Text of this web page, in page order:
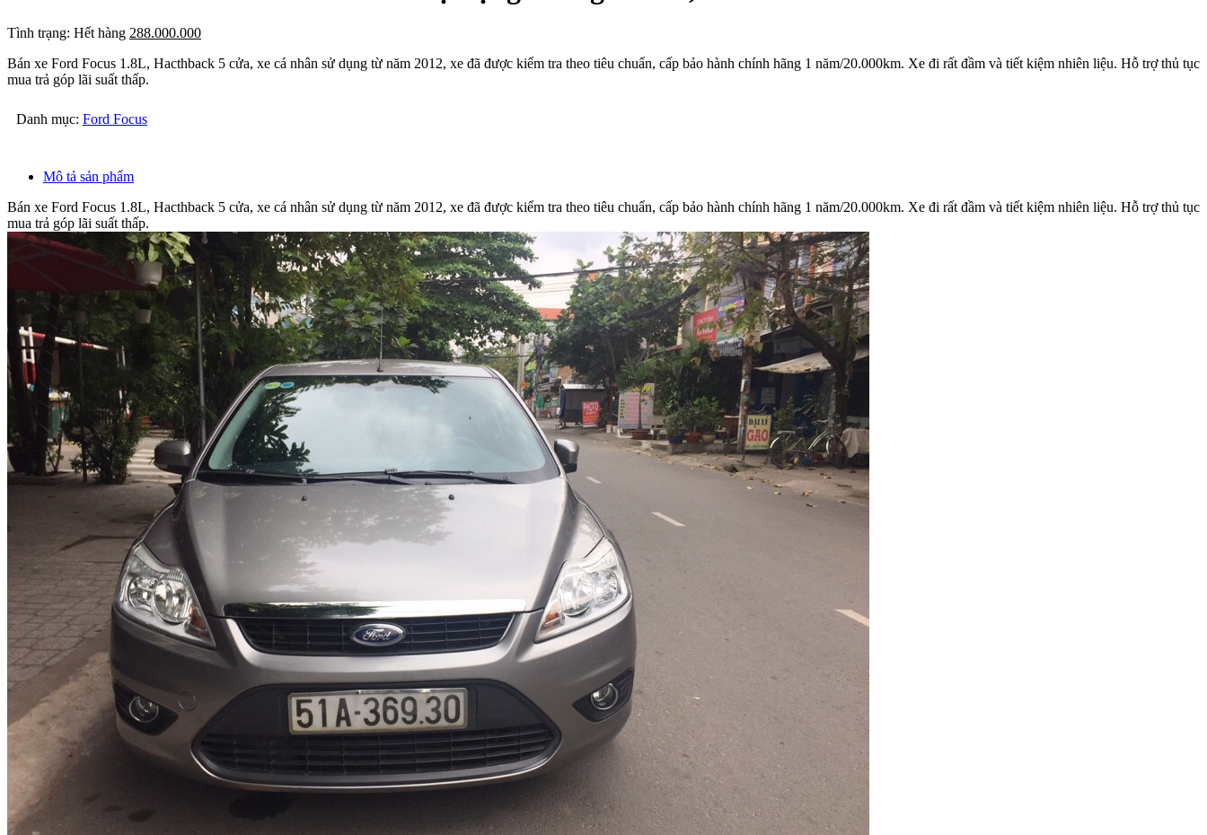
Tình trạng: Hết hàng 288.000.000
Bán xe Ford Focus 1.8L, Hacthback 5 cửa, xe cá nhân sử dụng từ năm 2012, xe đã được kiểm tra theo tiêu chuẩn, cấp bảo hành chính hãng 1 năm/20.000km. Xe đi rất đầm và tiết kiệm nhiên liệu. Hỗ trợ thủ tục
mua trả góp lãi suất thấp.
Danh mục: Ford Focus
Mô tả sản phẩm
Bán xe Ford Focus 1.8L, Hacthback 5 cửa, xe cá nhân sử dụng từ năm 2012, xe đã được kiểm tra theo tiêu chuẩn, cấp bảo hành chính hãng 1 năm/20.000km. Xe đi rất đầm và tiết kiệm nhiên liệu. Hỗ trợ thủ tục
mua trả góp lãi suất thấp.